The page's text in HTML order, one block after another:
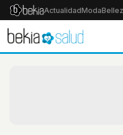
ActualidadModa